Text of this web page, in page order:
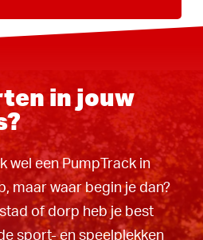
in jouw
wel een PumpTrack in
maar waar begin je dan?
of dorp heb je best
sport- en speelplekken